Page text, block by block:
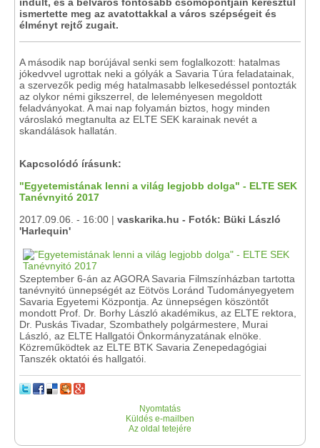
ismertette meg az avatottakkal a város szépségeit és
élményt rejtő zugait.
A második nap borújával senki sem foglalkozott: hatalmas
jókedvvel ugrottak neki a gólyák a Savaria Túra feladatainak,
a szervezők pedig még hatalmasabb lelkesedéssel pontozták
az olykor némi gikszerrel, de leleményesen megoldott
feladványokat. A mai nap folyamán biztos, hogy minden
városlakó megtanulta az ELTE SEK karainak nevét a
skandálások hallatán.
Kapcsolódó írásunk:
"Egyetemistának lenni a világ legjobb dolga" - ELTE SEK
Tanévnyitó 2017
2017.09.06. - 16:00 | vaskarika.hu - Fotók: Büki László
'Harlequin'
Szeptember 6-án az AGORA Savaria Filmszínházban tartotta
tanévnyitó ünnepségét az Eötvös Loránd Tudományegyetem
Savaria Egyetemi Központja. Az ünnepségen köszöntőt
mondott Prof. Dr. Borhy László akadémikus, az ELTE rektora,
Dr. Puskás Tivadar, Szombathely polgármestere, Murai
László, az ELTE Hallgatói Önkormányzatának elnöke.
Közreműködtek az ELTE BTK Savaria Zenepedagógiai
Tanszék oktatói és hallgatói.
Nyomtatás
Küldés e-mailben
Az oldal tetejére